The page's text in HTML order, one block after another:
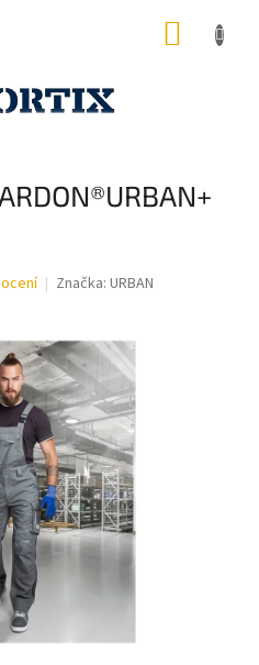
Značka: URBAN